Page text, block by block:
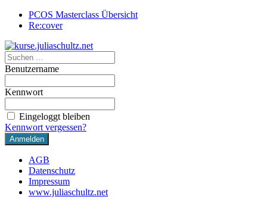
PCOS Masterclass Übersicht
Re:cover
Benutzername
Kennwort
Eingeloggt bleiben
Kennwort vergessen?
AGB
Datenschutz
Impressum
www.juliaschultz.net